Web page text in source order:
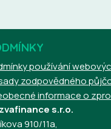
používání
zodpovědného
informace o
s.r.o.
910/11a,